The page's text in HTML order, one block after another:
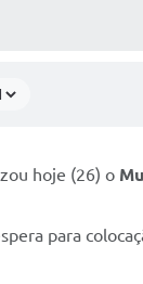
hoje (26) o
para